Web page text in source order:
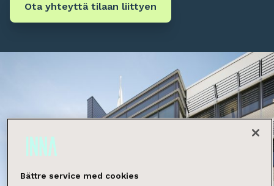
Ota yhteyttä tilaan liittyen
Bättre service med cookies